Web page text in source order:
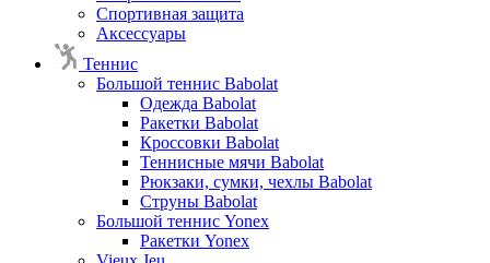
Спортивная защита
Аксессуары
Теннис
Большой теннис Babolat
Одежда Babolat
Ракетки Babolat
Кроссовки Babolat
Теннисные мячи Babolat
Рюкзаки, сумки, чехлы Babolat
Струны Babolat
Большой теннис Yonex
Ракетки Yonex